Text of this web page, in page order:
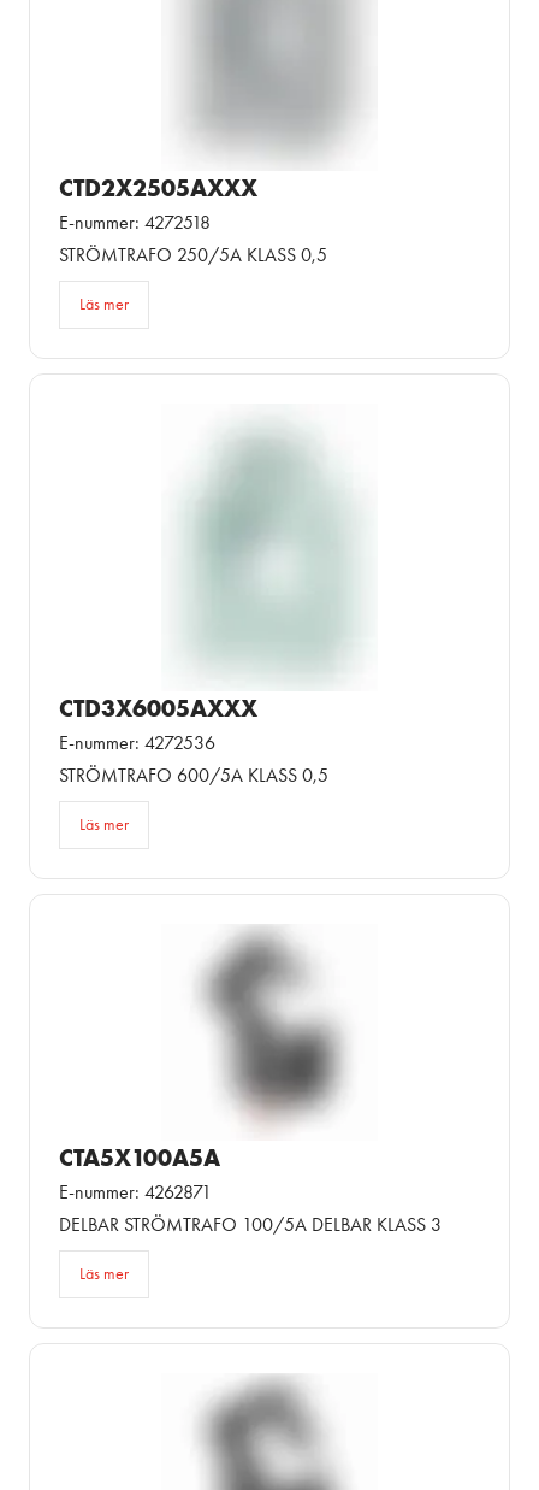
CTD2X2505AXXX
E-nummer: 4272518
STRÖMTRAFO 250/5A KLASS 0,5
Läs mer
CTD3X6005AXXX
E-nummer: 4272536
STRÖMTRAFO 600/5A KLASS 0,5
Läs mer
CTA5X100A5A
E-nummer: 4262871
DELBAR STRÖMTRAFO 100/5A DELBAR KLASS 3
Läs mer